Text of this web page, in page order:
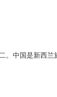
。中国是新西